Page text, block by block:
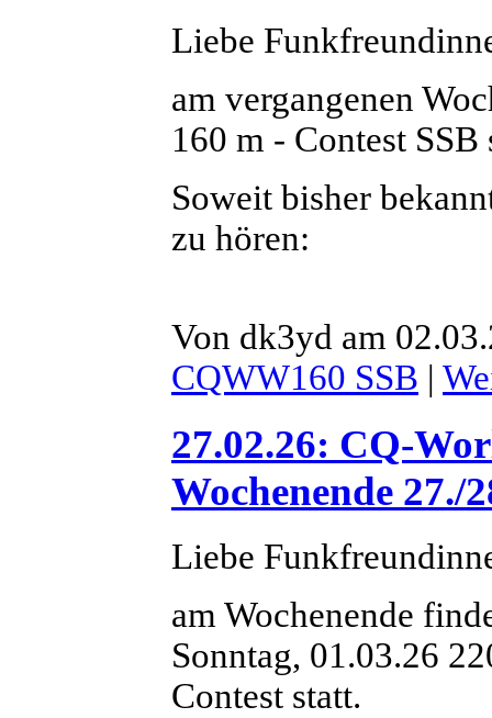
Liebe
am vergangenen
160 m - Contest SSB
Soweit bisher
zu hören:
Von dk3yd am
CQWW160 SSB |
27.02.26: CQ-
Wochenende 27./
Liebe
am Wochenende
Sonntag, 01.03.26
Contest statt.